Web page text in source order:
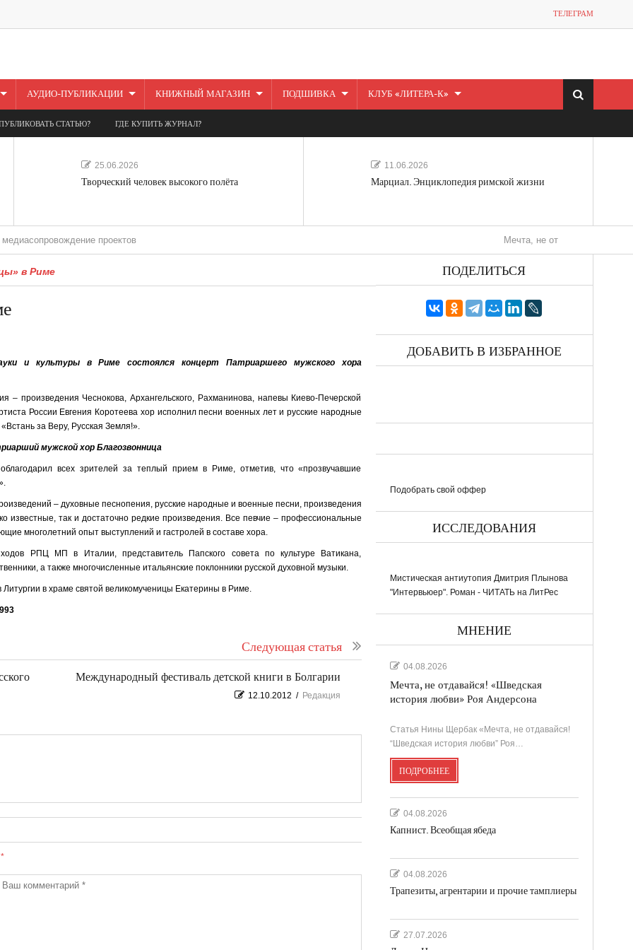
ТЕЛЕГРАМ
АУДИО-ПУБЛИКАЦИИ КНИЖНЫЙ МАГАЗИН ПОДШИВКА КЛУБ «ЛИТЕРА-К»
СТАТЬЮ? ГДЕ КУПИТЬ ЖУРНАЛ?
25.06.2026
Творческий человек высокого полёта
11.06.2026
Марциал. Энциклопедия римской жизни
проектов Мечта, не отдавайся! «Шведская
в Риме
и культуры в Риме состоялся концерт Патриаршего мужского хора
– произведения Чеснокова, Архангельского, Рахманинова, напевы Киево-Печерской
России Евгения Коротеева хор исполнил песни военных лет и русские народные
за Веру, Русская Земля!».
мужской хор Благозвонница
всех зрителей за теплый прием в Риме, отметив, что «прозвучавшие
– духовные песнопения, русские народные и военные песни, произведения
известные, так и достаточно редкие произведения. Все певчие – профессиональные
многолетний опыт выступлений и гастролей в составе хора.
РПЦ МП в Италии, представитель Папского совета по культуре Ватикана,
а также многочисленные итальянские поклонники русской духовной музыки.
в храме святой великомученицы Екатерины в Риме.
Следующая статья
Международный фестиваль детской книги в Болгарии
12.10.2012 / Редакция
*
ПОДЕЛИТЬСЯ
ДОБАВИТЬ В ИЗБРАННОЕ
Подобрать свой оффер
ИССЛЕДОВАНИЯ
Мистическая антиутопия Дмитрия Плынова
"Интервьюер". Роман - ЧИТАТЬ на ЛитРес
МНЕНИЕ
04.08.2026
Мечта, не отдавайся! «Шведская
история любви» Роя Андерсона
Статья Нины Щербак «Мечта, не отдавайся!
“Шведская история любви” Роя…
ПОДРОБНЕЕ
04.08.2026
Капнист. Всеобщая ябеда
04.08.2026
Трапезиты, агрентарии и прочие тамплиеры
27.07.2026